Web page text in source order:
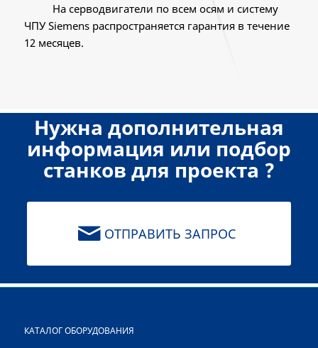
На серводвигатели по всем осям и систему
ЧПУ Siemens распространяется гарантия в течение
12 месяцев.
Нужна дополнительная
информация или подбор
станков для проекта ?
ОТПРАВИТЬ ЗАПРОС
КАТАЛОГ ОБОРУДОВАНИЯ